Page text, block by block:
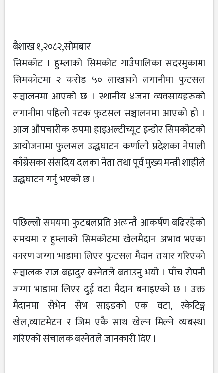
बैशाख १,२०८२,सोमबार
सिमकोट । हुम्लाको सिमकोट गाउँपालिका सदरमुकामा
सिमकोटमा २ करोड ५० लाखाको लगानीमा फुटसल
सञ्चालनमा आएको छ । स्थानीय ४जना व्यवसायहरुको
लगानीमा पहिलोे पटक फुटसल सञ्चालनमा आएको हो ।
आज औपचारीक रुपमा हाइअल्टीच्यूट इन्डोर सिमकोटको
आयोजनामा फुलसल उद्धघाटन कर्णाली प्रदेशका नेपाली
काँग्रेसका संसदिय दलका नेता तथा पूर्व मुख्य मन्त्री शाहीले
उद्धघाटन गर्नु भएको छ ।
पछिल्लोे समयमा फुटबलप्रति अत्यन्तै आकर्षण बढिरहेको
समयमा र हुम्लाको सिमकोटमा खेलमैदान अभाव भएका
कारण जग्गा भाडामा लिएर फुटसल मैदान तयार गरिएको
सञ्चालक राज बहादुर बस्नेतले बताउनु भयो । पाँच रोपनी
जग्गा भाडामा लिएर दुई वटा मैदान बनाइएको छ । उक्त
मैदानमा सेभेन सेभ साइडको एक वटा, स्केटिङ्ग
खेल,व्याटमेटन र जिम एकै साथ खेल्न मिल्ने व्यबस्था
गरिएको संचालक बस्नेतले जानकारी दिए ।